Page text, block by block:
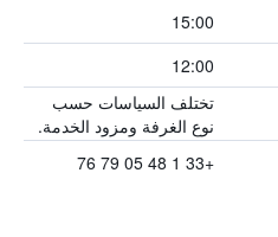
15:00
12:00
تختلف السياسات حسب
نوع الغرفة ومزود الخدمة.
+33 1 48 05 79 76